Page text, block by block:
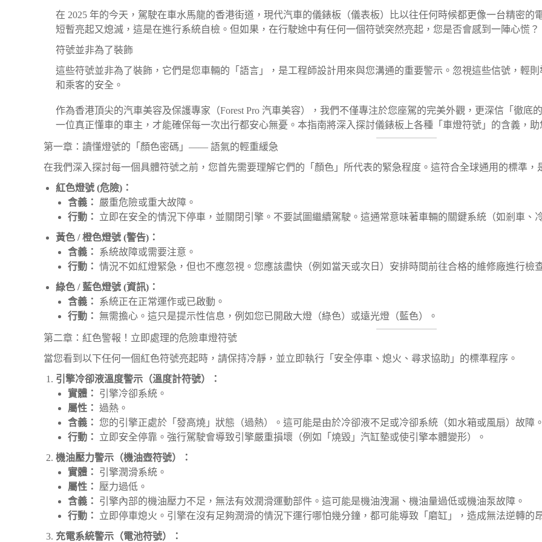
在 2025 年的今天，駕駛在車水馬龍的香港街道，現代汽車的儀錶板（儀表板）比以往任何時候都更像一台精密的
短暫亮起又熄滅，這是在進行系統自檢。但如果，在行駛途中有任何一個符號突然亮起，您是否會感到一陣心慌？
符號並非為了裝飾
這些符號並非為了裝飾，它們是您車輛的「語言」，是工程師設計用來與您溝通的重要警示。忽視這些信號，輕
和乘客的安全。
作為香港頂尖的汽車美容及保護專家（Forest Pro 汽車美容），我們不僅專注於您座駕的完美外觀，更深信「徹底
一位真正懂車的車主，才能確保每一次出行都安心無憂。本指南將深入探討儀錶板上各種「車燈符號」的含義，
第一章：讀懂燈號的「顏色密碼」—— 語氣的輕重緩急
在我們深入探討每一個具體符號之前，您首先需要理解它們的「顏色」所代表的緊急程度。這符合全球通用的標準，
紅色燈號 (危險)：
含義：
嚴重危險或重大故障。
行動：
立即在安全的情況下停車，並關閉引擎。不要試圖繼續駕駛。這通常意味著車輛的關鍵系統（如剎車、
黃色 / 橙色燈號 (警告)：
含義：
系統故障或需要注意。
行動： 情況不如紅燈緊急，但也不應忽視。您應該盡快（例如當天或次日）安排時間前往合格的維修廠進行檢
綠色 / 藍色燈號 (資訊)：
含義：
系統正在正常運作或已啟動。
行動：
無需擔心。這只是提示性信息，例如您已開啟大燈（綠色）或遠光燈（藍色）。
第二章：紅色警報！立即處理的危險車燈符號
當您看到以下任何一個紅色符號亮起時，請保持冷靜，並立即執行「安全停車、熄火、尋求協助」的標準程序。
引擎冷卻液溫度警示（溫度計符號）：
實體：
引擎冷卻系統。
屬性： 過熱。
含義： 您的引擎正處於「發高燒」狀態（過熱）。這可能是由於冷卻液不足或冷卻系統（如水箱或風扇）故障。
行動：
立即安全停靠。強行駕駛會導致引擎嚴重損壞（例如「燒毀」汽缸墊或使引擎本體變形）。
機油壓力警示（機油壺符號）：
實體：
引擎潤滑系統。
屬性：
壓力過低。
含義：
引擎內部的機油壓力不足，無法有效潤滑運動部件。這可能是機油洩漏、機油量過低或機油泵故障。
行動：
立即停車熄火。引擎在沒有足夠潤滑的情況下運行哪怕幾分鐘，都可能導致「磨缸」，造成無法逆轉的
充電系統警示（電池符號）：